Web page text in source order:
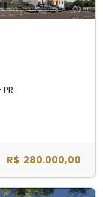
R$ 280.000,00